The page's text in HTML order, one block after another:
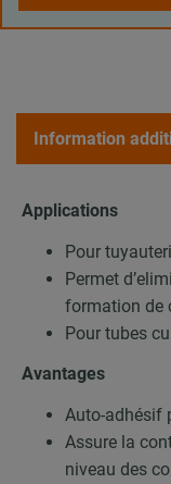
Information
Applications
Pour
Permet
formation de
Pour tubes
Avantages
Auto-adhésif
Assure la
niveau des